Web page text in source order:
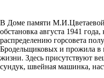
В Доме памяти М.И.Цветаевой
обстановка августа 1941
распределению горсовета
Бродельщиковых и прожила в
жизни. Здесь присутствуют
сундук, швейная машинка,